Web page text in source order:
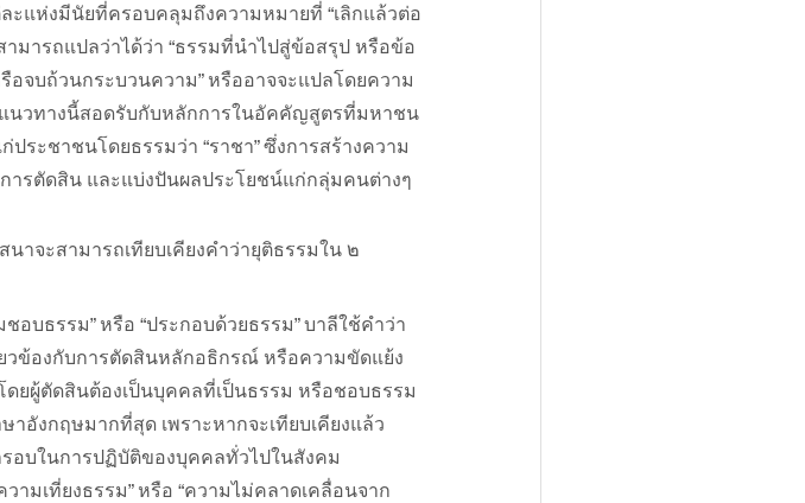
ะแห่งมีนัยที่ครอบคลุมถึงความหมายที่ “เลิกแล้วต่อ
ามารถแปลว่าได้ว่า “ธรรมที่นำไปสู่ข้อสรุป หรือข้อ
อจบถ้วนกระบวนความ” หรืออาจจะแปลโดยความ
แนวทางนี้สอดรับกับหลักการในอัคคัญสูตรที่มหาชน
ระชาชนโดยธรรมว่า “ราชา” ซึ่งการสร้างความ
รตัดสิน และแบ่งปันผลประโยชน์แก่กลุ่มคนต่างๆ
าจะสามารถเทียบเคียงคำว่ายุติธรรมใน ๒
ชอบธรรม” หรือ “ประกอบด้วยธรรม” บาลีใช้คำว่า
วข้องกับการตัดสินหลักอธิกรณ์ หรือความขัดแย้ง
ยผู้ตัดสินต้องเป็นบุคคลที่เป็นธรรม หรือชอบธรรม
อังกฤษมากที่สุด เพราะหากจะเทียบเคียงแล้ว
บในการปฏิบัติของบุคคลทั่วไปในสังคม
วามเที่ยงธรรม” หรือ “ความไม่คลาดเคลื่อนจาก